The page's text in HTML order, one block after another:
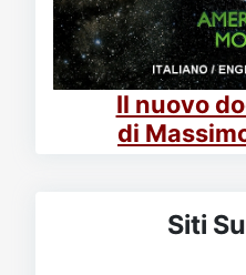
Il nuovo
di
Siti